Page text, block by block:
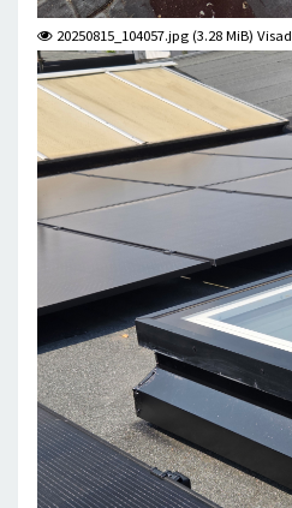
20250815_104057.jpg (3.28 MiB)